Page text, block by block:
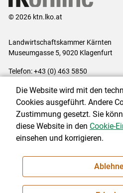
© 2026 ktn.lko.at
Landwirtschaftskammer Kärnten
Museumgasse 5, 9020 Klagenfurt
Telefon: +43 (0) 463 5850
Impressum|Kontakt|
Cookie-Einstellungen
NEWSLETTER
Die Website wird mit den
Cookies ausgeführt. Andere
Zustimmung gesetzt. Sie
diese Website in den Cookie-
einsehen und korrigieren.